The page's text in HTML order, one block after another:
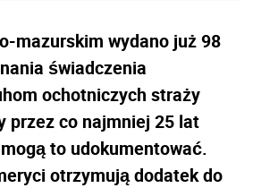
mazurskim wydano już 98
świadczenia
ochotniczych straży
przez co najmniej 25 lat
to udokumentować.
otrzymują dodatek do